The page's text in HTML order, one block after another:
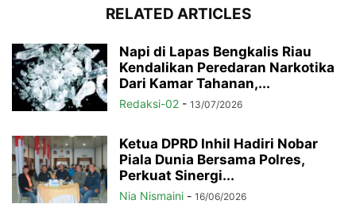
RELATED ARTICLES
Napi di Lapas Bengkalis Riau
Kendalikan Peredaran Narkotika
Dari Kamar Tahanan,...
Redaksi-02 - 13/07/2026
Ketua DPRD Inhil Hadiri Nobar
Piala Dunia Bersama Polres,
Perkuat Sinergi...
Nia Nismaini - 16/06/2026